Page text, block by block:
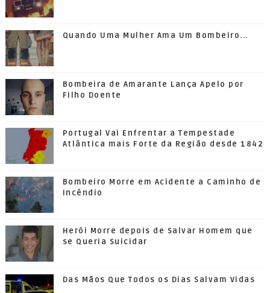
Quando Uma Mulher Ama Um Bombeiro...
Bombeira de Amarante Lança Apelo por
Filho Doente
Portugal Vai Enfrentar a Tempestade
Atlântica mais Forte da Região desde 1842
Bombeiro Morre em Acidente a Caminho de
Incêndio
Herói Morre depois de Salvar Homem que
se Queria Suicidar
Das Mãos Que Todos os Dias Salvam Vidas